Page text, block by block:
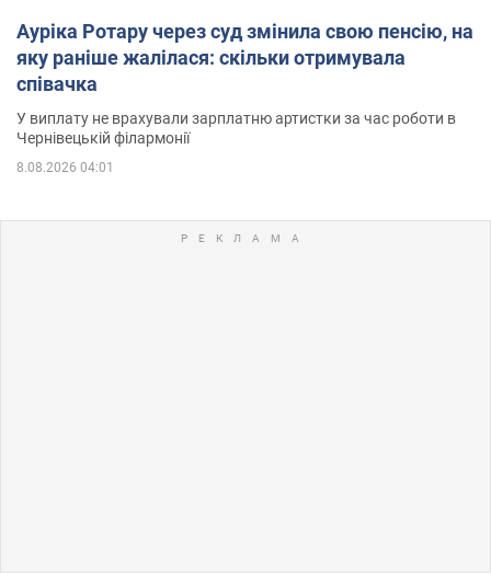
Ауріка Ротару через суд змінила свою пенсію, на
яку раніше жалілася: скільки отримувала
співачка
У виплату не врахували зарплатню артистки за час роботи в
Чернівецькій філармонії
8.08.2026 04:01